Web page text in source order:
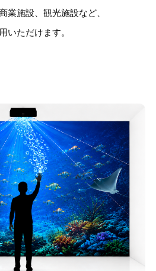
業施設、観光施設など、
いただけます。